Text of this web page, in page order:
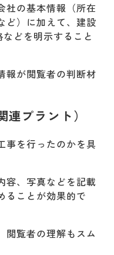
社の基本情報（所在
ど）に加えて、建設
どを明示すること
報が閲覧者の判断材
プラント）
事を行ったのかを具
容、写真などを記載
ることが効果的で
閲覧者の理解もスム